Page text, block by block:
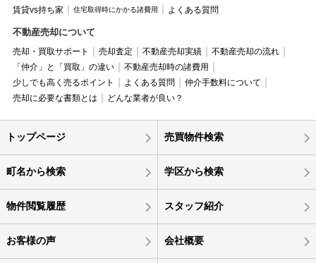
賃貸vs持ち家
住宅取得時にかかる諸費用 よくある質問
不動産売却について
売却・買取サポート 売却査定 不動産売却実績
不動産売却の流れ
「仲介」と「買取」の違い
不動産売却時の諸費用
少しでも高く売るポイント
よくある質問
仲介手数料について
売却に必要な書類とは
どんな業者が良い？
トップページ 売買物件検索
町名から検索 学区から検索
物件閲覧履歴 スタッフ紹介
お客様の声 会社概要